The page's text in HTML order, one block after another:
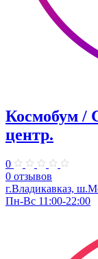
Космобум /
центр.
0
0 отзывов
г.Владикавказ,
Пн-Вс 11:00-22:00